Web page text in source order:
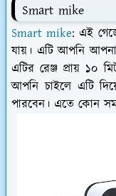
Smart mike
Smart mike: এই
যায়। এটি আপনি
এটির রেঞ্জ প্রায় ১০
আপনি চাইলে এটি
পারবেন। এতে কোন